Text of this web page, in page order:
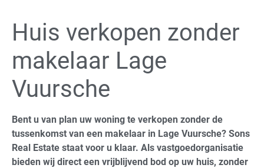
Huis verkopen zonder
makelaar Lage
Vuursche
Bent u van plan uw woning te verkopen zonder de
tussenkomst van een makelaar in Lage Vuursche? Sons
Real Estate staat voor u klaar. Als vastgoedorganisatie
bieden wij direct een vrijblijvend bod op uw huis, zonder